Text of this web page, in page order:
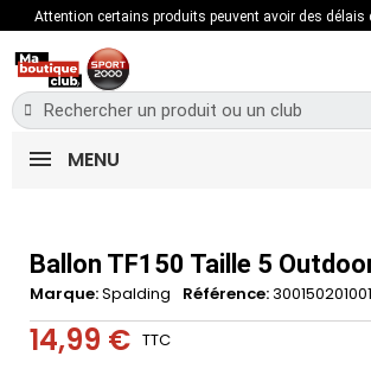
Attention certains produits peuvent avoir des
MENU
Ballon TF150 Taille 5
Marque Spalding Référence
14,99 € TTC